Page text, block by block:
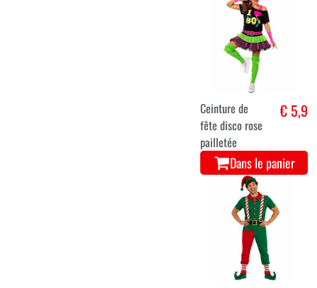
Ceinture de
fête disco rose
pailletée
€ 5,9
Dans le panier